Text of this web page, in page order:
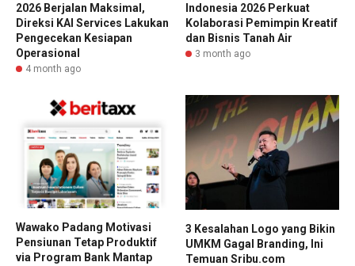
2026 Berjalan Maksimal,
Direksi KAI Services Lakukan
Pengecekan Kesiapan
Operasional
4 month ago
Indonesia 2026 Perkuat
Kolaborasi Pemimpin Kreatif
dan Bisnis Tanah Air
3 month ago
Wawako Padang Motivasi
Pensiunan Tetap Produktif
via Program Bank Mantap
3 Kesalahan Logo yang Bikin
UMKM Gagal Branding, Ini
Temuan Sribu.com